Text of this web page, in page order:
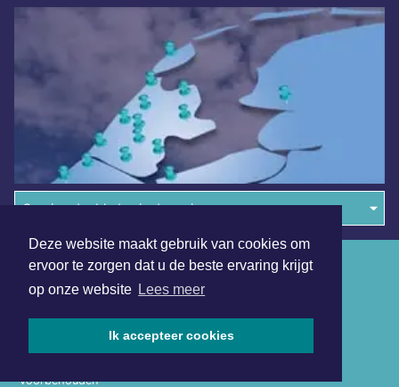
Deze website maakt gebruik van cookies om
ervoor te zorgen dat u de beste ervaring krijgt
op onze website Lees meer
Ik accepteer cookies
Overige dagbladen in de regio
voorbehouden
Algemene voorwaarden
Disclaimer